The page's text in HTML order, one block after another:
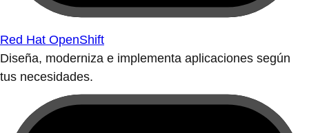
Red Hat OpenShift
Diseña, moderniza e implementa aplicaciones según
tus necesidades.